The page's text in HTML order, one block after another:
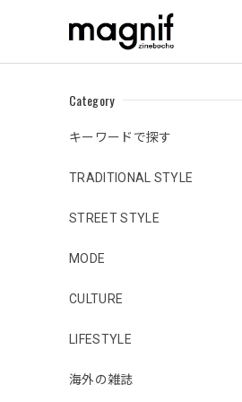
Category
キーワードで探す
TRADITIONAL STYLE
STREET STYLE
MODE
CULTURE
LIFESTYLE
海外の雑誌